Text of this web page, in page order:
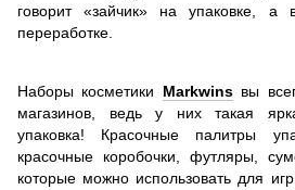
говорит «зайчик» на упаковке, а
переработке.
Наборы косметики Markwinsвы
магазинов, ведь у них такая
упаковка! Красочные палитры
красочные коробочки, футляры,
которые можно использовать для